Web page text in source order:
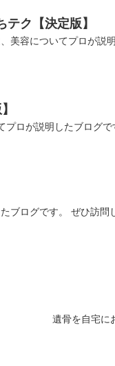
ク【決定版】
美容についてプロが説
ロが説明したブログ
ブログです。 ぜひ訪
遺骨を自宅に